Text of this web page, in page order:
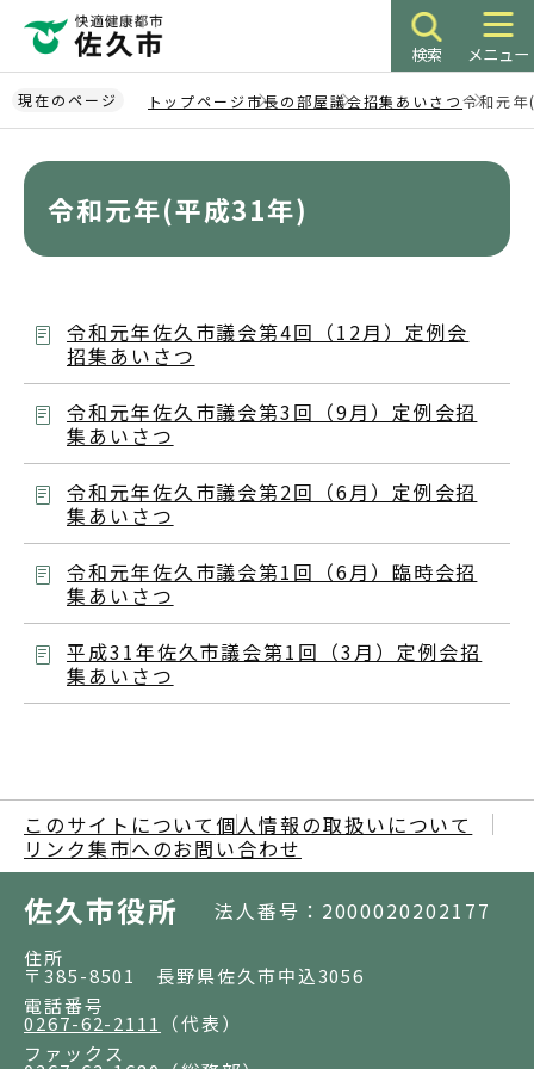
ペ
ー
ジ
検索 メニュー
現在のページ トップページ 市長の部屋議会招集あいさつ令和元
令和元年(平成31年)
令和元年佐久市議会第4回（12月）定例会
招集あいさつ
令和元年佐久市議会第3回（9月）定例会招
集あいさつ
令和元年佐久市議会第2回（6月）定例会招
集あいさつ
令和元年佐久市議会第1回（6月）臨時会招
集あいさつ
平成31年佐久市議会第1回（3月）定例会招
集あいさつ
このサイトについて 個人情報の取扱いについて
リンク集市へのお問い合わせ
佐久市役所 法人番号：2000020202177
住所
〒385-8501 長野県佐久市中込3056
電話番号
0267-62-2111
（代表）
ファックス